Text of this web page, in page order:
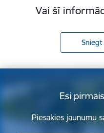
Vai šī
Esi
Piesakies jaunumu